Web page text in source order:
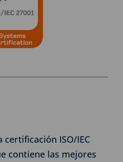
certificación ISO/IEC
contiene las mejores